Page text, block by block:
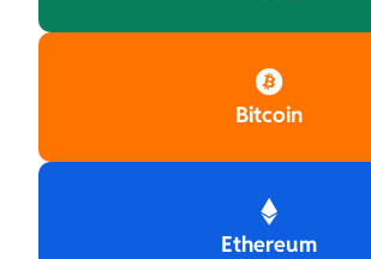

Bitcoin

Ethereum